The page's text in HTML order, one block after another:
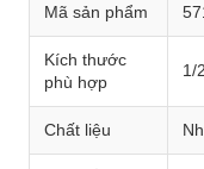
Mã sản phẩm
Kích thước
phù hợp
1/
Chất liệu